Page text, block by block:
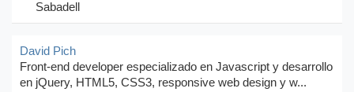
Sabadell
David Pich
Front-end developer especializado en Javascript y desarrollo
en jQuery, HTML5, CSS3, responsive web design y w...